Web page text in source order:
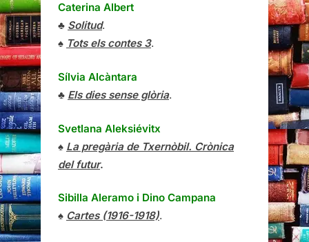
Caterina Albert
♣ Solitud.
♠ Tots els contes 3.
Sílvia Alcàntara
♣ Els dies sense glòria.
Svetlana Aleksiévitx
♠ La pregària de Txernòbil. Crònica
del futur.
Sibilla Aleramo i Dino Campana
♠ Cartes (1916-1918).